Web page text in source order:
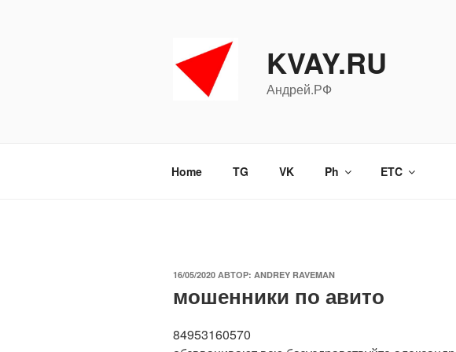
KVAY.RU
Андрей.РФ
Home TG VK Ph ETC
ОПУБЛИКОВАНО
16/05/2020 АВТОР: ANDREY RAVEMAN
мошенники по авито
84953160570